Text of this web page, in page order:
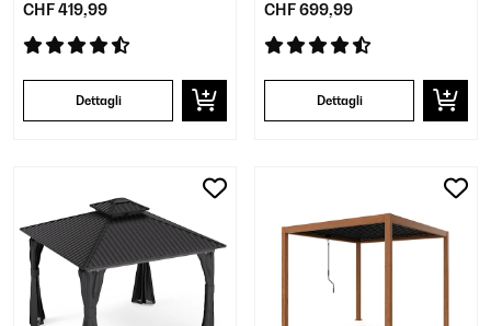
CHF 419,99
Dettagli
CHF 699,99
Dettagli